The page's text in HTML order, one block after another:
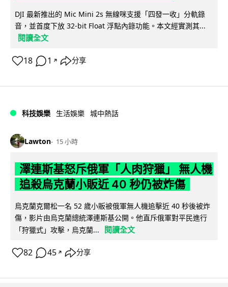
DJI 最新推出的 Mic Mini 2s 無線咪支援「四發一收」分軌錄
音，並首度下放 32-bit Float 浮點內錄功能。本文經實測其...
閱讀全文
18 1 ↗ 分享
科技娛樂 生活娛樂 城中熱話
Lawton 15 小時
澤連斯基怒斥俄軍「人肉狩獵」 無人機
追殺烏克蘭小販近 40 秒仍被炸傷
烏克蘭克爾松一名 52 歲小販被俄軍無人機追擊近 40 秒後被炸
傷，影片由烏克蘭總統澤連斯基公開。他直斥俄軍對平民進行
「狩獵式」攻擊，烏克蘭...
閱讀全文
82 45 ↗ 分享